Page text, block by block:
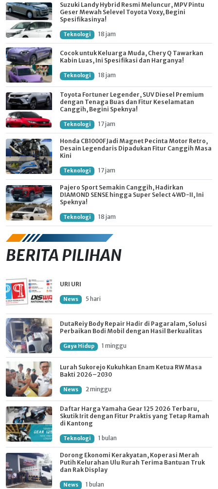
Suzuki Landy Hybrid Resmi Meluncur, MPV Pintu
Geser Mewah Selevel Toyota Voxy, Begini
Spesifikasinya!
Teknologi 18 jam
Cocok untuk Keluarga Muda, Chery Q Tawarkan
Kabin Luas, Ini Spesifikasi dan Harganya!
Teknologi 18 jam
Toyota Fortuner Legender, SUV Diesel Premium
dengan Tenaga Buas dan Fitur Keselamatan
Canggih, Begini Speknya!
Teknologi 17 jam
Honda CB1000F Jadi Magnet Pecinta Motor Retro,
Desain Legendaris Dipadukan Fitur Canggih Masa
Kini
Teknologi 17 jam
Pajero Sport Semakin Canggih, Hadirkan
DIAMOND SENSE hingga Super Select 4WD-II, Ini
Speknya!
Teknologi 18 jam
BERITA PILIHAN
URI URI
News 5 hari
DutaReiy Body Repair Hadir di Pagaralam, Solusi
Perbaikan Bodi Mobil dengan Hasil Berkualitas
Gaya Hidup 1 minggu
Lurah Sukorejo Kukuhkan Enam Ketua RW Masa
Bakti 2026–2030
News 2 minggu
Daftar Harga Yamaha Gear 125 2026 Terbaru,
Skutik Irit dengan Fitur Praktis yang Tetap Ramah
di Kantong
Teknologi 1 bulan
Dorong Ekonomi Kerakyatan, Koperasi Merah
Putih Kelurahan Ulu Rurah Terima Bantuan Truk
dan Rak Display
News 1 bulan